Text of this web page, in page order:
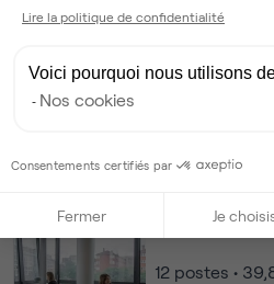
Dispo
Dispo
Bureau privé•
12 postes •
Lire la politique de confidentialité
Voici pourquoi nous utilisons
Nos cookies
Consentements certifiés par
Fermer Je